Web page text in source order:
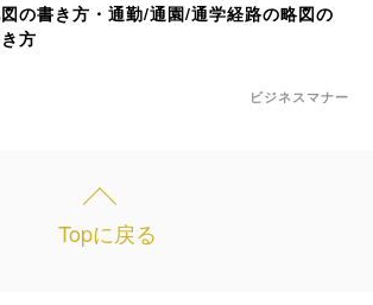
の書き方・通勤/通園/通学経路の略図の
方
ビジネスマナー
Topに戻る